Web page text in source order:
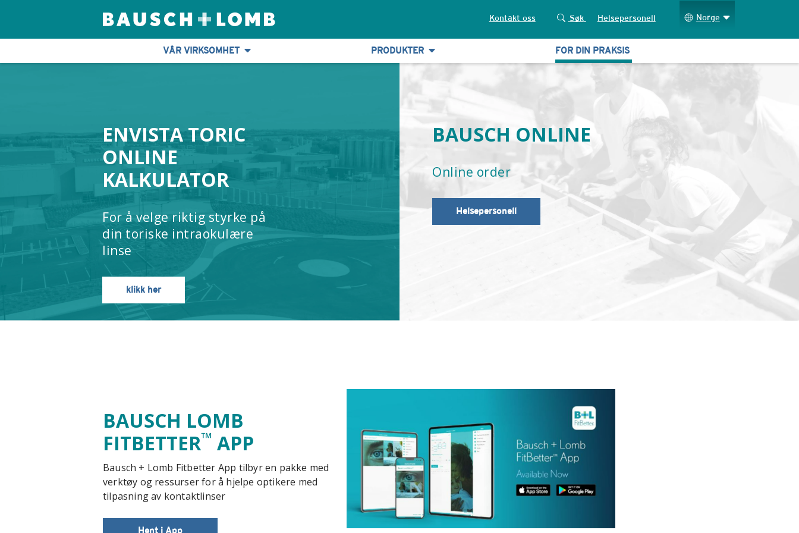
Kontakt oss Søk Helsepersonell Norge
VÅR VIRKSOMHET PRODUKTER FOR DIN PRAKSIS
ENVISTA TORIC
ONLINE
KALKULATOR
For å velge riktig styrke på
din toriske intraokulære
linse
klikk her
BAUSCH ONLINE
Online order
Helsepersonell
BAUSCH LOMB
FITBETTER™ APP
Bausch + Lomb Fitbetter App tilbyr en pakke med
verktøy og ressurser for å hjelpe optikere med
tilpasning av kontaktlinser
Hent i App